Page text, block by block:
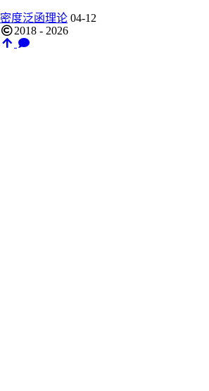
密度泛函理论 04-12
2018 - 2026